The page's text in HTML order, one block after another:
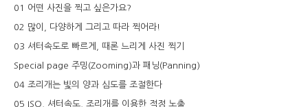
01 어떤 사진을 찍고 싶은가요?
02 많이, 다양하게 그리고 따라 찍어라!
03 셔터속도로 빠르게, 때론 느리게 사진 찍기
Special page 주밍(Zooming)과 패닝(Panning)
04 조리개는 빛의 양과 심도를 조절한다
05 ISO, 셔터속도, 조리개를 이용한 적정 노출